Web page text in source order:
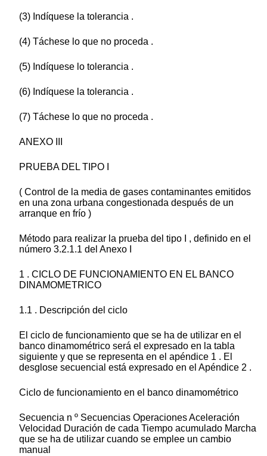
(3) Indíquese la tolerancia .
(4) Táchese lo que no proceda .
(5) Indíquese lo tolerancia .
(6) Indíquese la tolerancia .
(7) Táchese lo que no proceda .
ANEXO III
PRUEBA DEL TIPO I
( Control de la media de gases contaminantes emitidos
en una zona urbana congestionada después de un
arranque en frío )
Método para realizar la prueba del tipo I , definido en el
número 3.2.1.1 del Anexo I
1 . CICLO DE FUNCIONAMIENTO EN EL BANCO
DINAMOMETRICO
1.1 . Descripción del ciclo
El ciclo de funcionamiento que se ha de utilizar en el
banco dinamométrico será el expresado en la tabla
siguiente y que se representa en el apéndice 1 . El
desglose secuencial está expresado en el Apéndice 2 .
Ciclo de funcionamiento en el banco dinamométrico
Secuencia n º Secuencias Operaciones Aceleración
Velocidad Duración de cada Tiempo acumulado Marcha
que se ha de utilizar cuando se emplee un cambio
manual